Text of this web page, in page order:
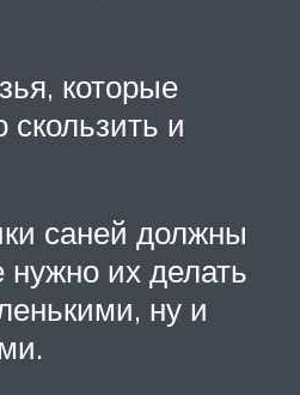
которые
и
саней должны
их делать
ну и